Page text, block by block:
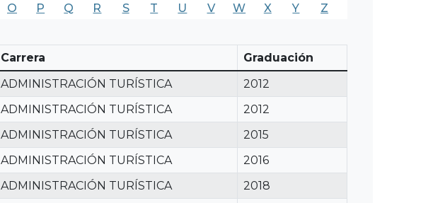
O P Q R S T U V W X Y Z
Carrera
Graduación
ADMINISTRACIÓN TURÍSTICA
2012
ADMINISTRACIÓN TURÍSTICA
2012
ADMINISTRACIÓN TURÍSTICA
2015
ADMINISTRACIÓN TURÍSTICA
2016
ADMINISTRACIÓN TURÍSTICA
2018